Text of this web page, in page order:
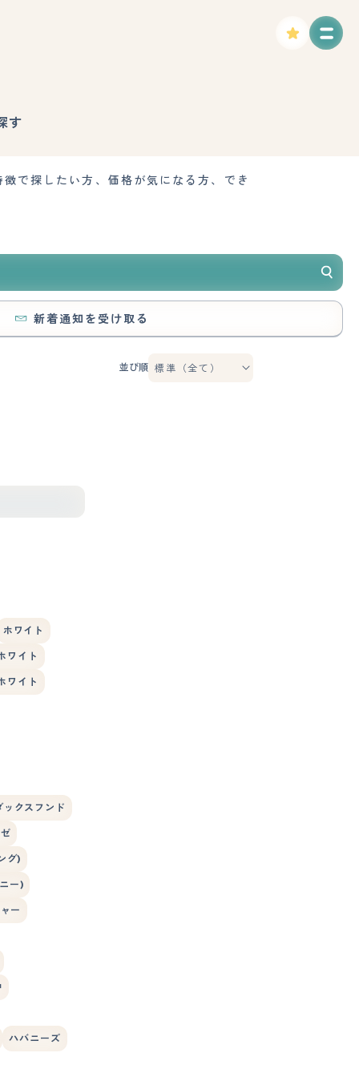
す
で探したい方、価格が気になる方、でき
新着通知を受け取る
並び順
ホワイト
ワイト
ワイト
クスフンド
グ)
ー)
ー
ハバニーズ